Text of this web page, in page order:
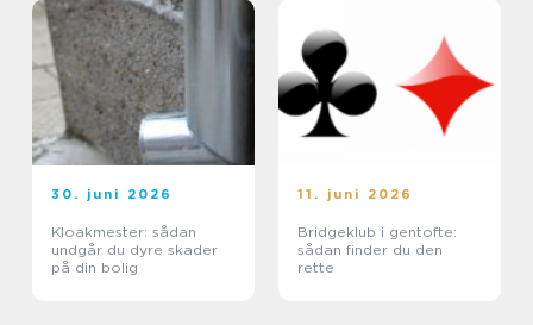
30. juni 2026
Kloakmester: sådan
undgår du dyre skader
på din bolig
11. juni 2026
Bridgeklub i gentofte:
sådan finder du den
rette